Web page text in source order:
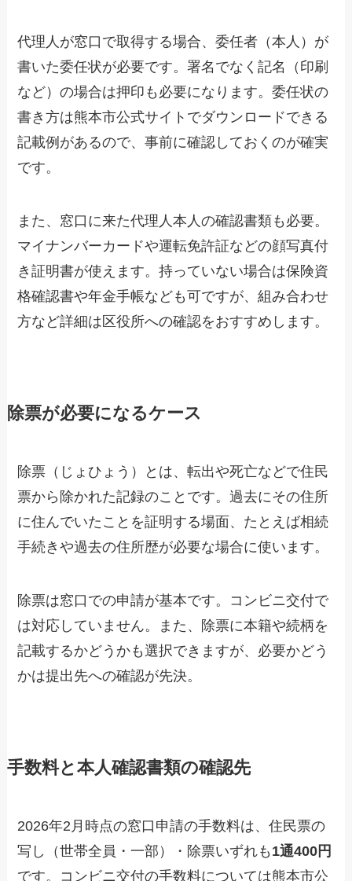
代理人が窓口で取得する場合、委任者（本人）が
書いた委任状が必要です。署名でなく記名（印刷
など）の場合は押印も必要になります。委任状の
書き方は熊本市公式サイトでダウンロードできる
記載例があるので、事前に確認しておくのが確実
です。
また、窓口に来た代理人本人の確認書類も必要。
マイナンバーカードや運転免許証などの顔写真付
き証明書が使えます。持っていない場合は保険資
格確認書や年金手帳なども可ですが、組み合わせ
方など詳細は区役所への確認をおすすめします。
除票が必要になるケース
除票（じょひょう）とは、転出や死亡などで住民
票から除かれた記録のことです。過去にその住所
に住んでいたことを証明する場面、たとえば相続
手続きや過去の住所歴が必要な場合に使います。
除票は窓口での申請が基本です。コンビニ交付で
は対応していません。また、除票に本籍や続柄を
記載するかどうかも選択できますが、必要かどう
かは提出先への確認が先決。
手数料と本人確認書類の確認先
2026年2月時点の窓口申請の手数料は、住民票の
写し（世帯全員・一部）・除票いずれも 1通400円
です。コンビニ交付の手数料については熊本市公